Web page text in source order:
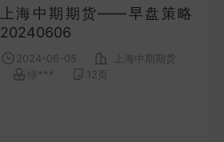
上海中期期货——早盘策略
20240606
2024-06-05
上海中期期货
绿***
12 页